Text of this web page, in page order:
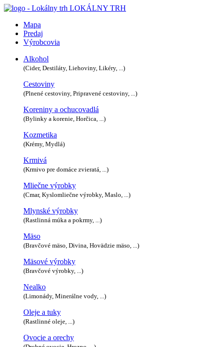
LOKÁLNY TRH
Mapa
Predaj
Výrobcovia
Alkohol
(Cider, Destiláty, Liehoviny, Likéry, ...)
Cestoviny
(Plnené cestoviny, Pripravené cestoviny, ...)
Koreniny a ochucovadlá
(Bylinky a korenie, Horčica, ...)
Kozmetika
(Krémy, Mydlá)
Krmivá
(Krmivo pre domáce zvieratá, ...)
Mliečne výrobky
(Cmar, Kyslomliečne výrobky, Maslo, ...)
Mlynské výrobky
(Rastlinná múka a pokrmy, ...)
Mäso
(Bravčové mäso, Divina, Hovädzie mäso, ...)
Mäsové výrobky
(Bravčové výrobky, ...)
Nealko
(Limonády, Minerálne vody, ...)
Oleje a tuky
(Rastlinné oleje, ...)
Ovocie a orechy